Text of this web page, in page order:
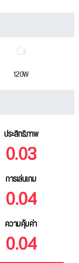
120W
ประสิทธิภาพ
0.03
การเล่นเกม
0.04
ความคุ้มค่า
0.04